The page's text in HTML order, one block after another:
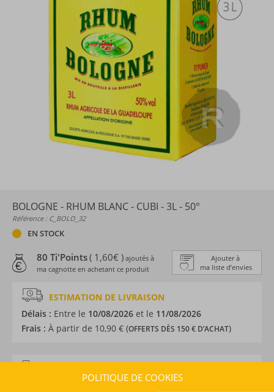
BOLOGNE - RHUM BLANC - CUBI - 3L - 50°
Référence : C_BOLO_32
EN STOCK
Ajouter à
ma liste d’envies
80 Ti'Points( 1,60€ ) ajoutés à
ma cagnotte en achetant ce produit
ESTIMATION DE LIVRAISON
Délais : Entre le 10/08/2026 et le 11/08/2026
Frais : À partir de 10,90 € (OFFERTS DÈS 150 € D’ACHAT)
CARACTÉRISTIQUES DU PRODUIT
POLITIQUE DE COOKIES